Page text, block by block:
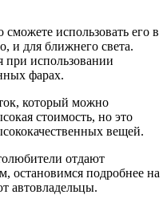
использовать его в
и для ближнего света.
при использовании
фарах.
который можно
стоимость, но это
вещей.
отдают
остановимся подробнее на
автовладельцы.